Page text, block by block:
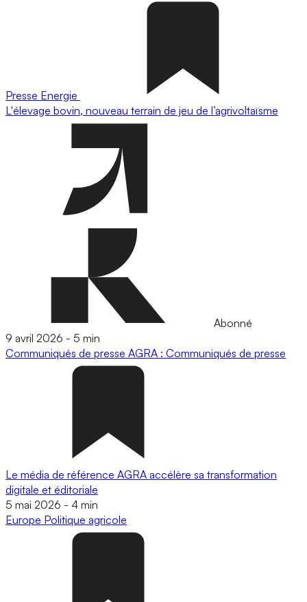
Presse Energie
L'élevage bovin, nouveau terrain de jeu de l’agrivoltaïsme
Abonné
9 avril 2026 - 5 min
Communiqués de presse AGRA : Communiqués de presse
Le média de référence AGRA accélère sa transformation
digitale et éditoriale
5 mai 2026 - 4 min
Europe Politique agricole